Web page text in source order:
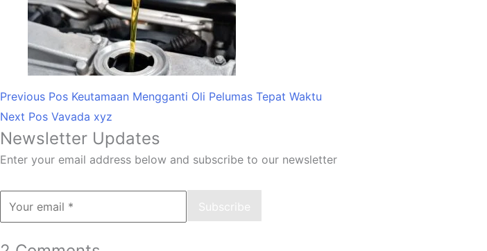
Previous Pos Keutamaan Mengganti Oli Pelumas Tepat Waktu
Next Pos Vavada xyz
Newsletter Updates
Enter your email address below and subscribe to our newsletter
Subscribe